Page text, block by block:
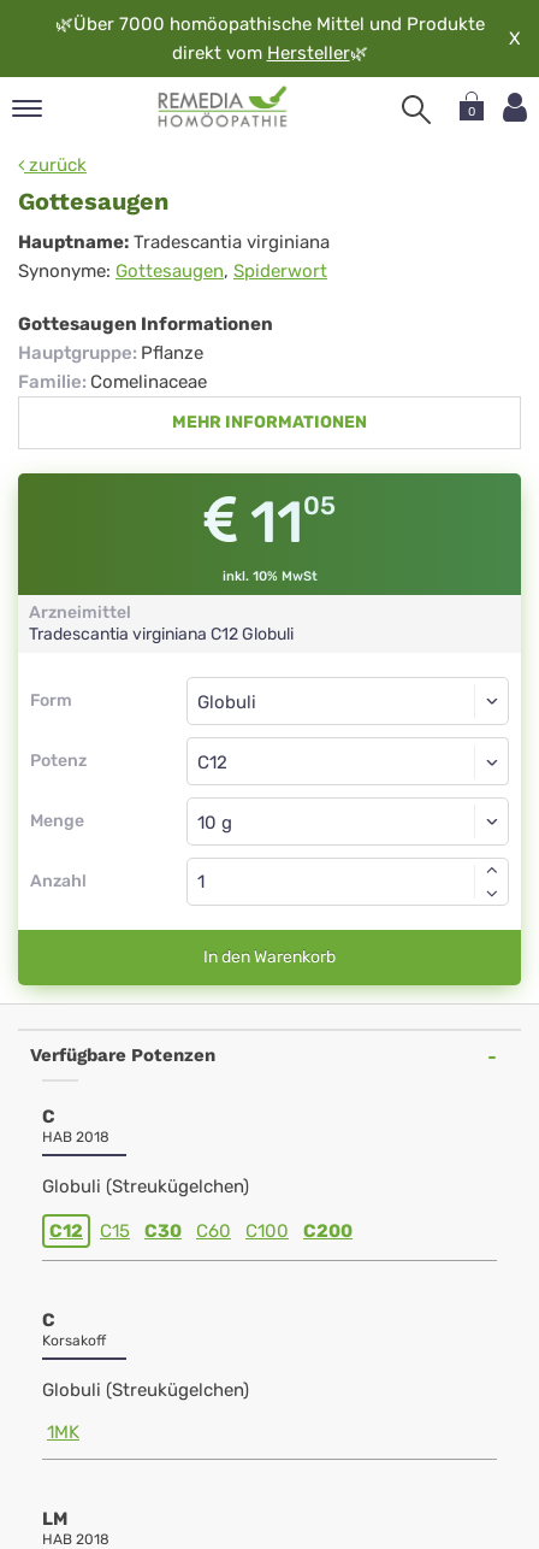
🌿Über 7000 homöopathische Mittel und Produkte
direkt vom Hersteller🌿
X
0
zurück
Gottesaugen
Gottesaugen
Hauptname: Tradescantia virginiana
Synonyme: Gottesaugen, Spiderwort
Gottesaugen Informationen
Hauptgruppe: Pflanze
Familie: Comelinaceae
MEHR INFORMATIONEN
1105
inkl. 10% MwSt
Arzneimittel
Tradescantia virginiana C12Globuli
Form
Form
Potenz
Globuli
C12
Menge
Globuli
Anzahl
In den Warenkorb
Verfügbare Potenzen
C
HAB 2018
Globuli (Streukügelchen)
C12 C15 C30 C60 C100 C200
C
Korsakoff
Globuli (Streukügelchen)
1MK
LM
HAB 2018